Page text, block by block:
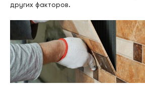
других факторов.